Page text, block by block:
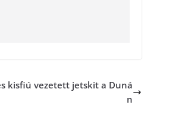
kisfiú vezetett jetskit a Duná
n